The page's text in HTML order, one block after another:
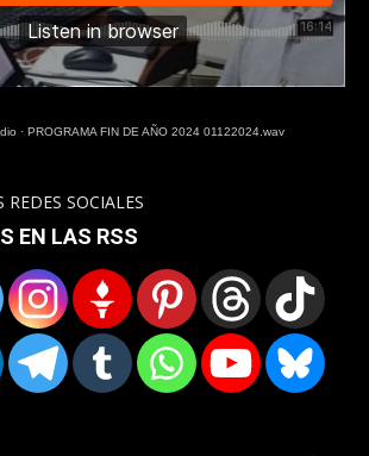
· PROGRAMA FIN DE AÑO 2024 01122024.wav
SOCIALES
EN LAS RSS